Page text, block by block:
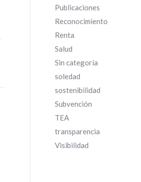
Publicaciones
Reconocimiento
Renta
Salud
Sin categoría
soledad
sostenibilidad
Subvención
TEA
transparencia
Visibilidad